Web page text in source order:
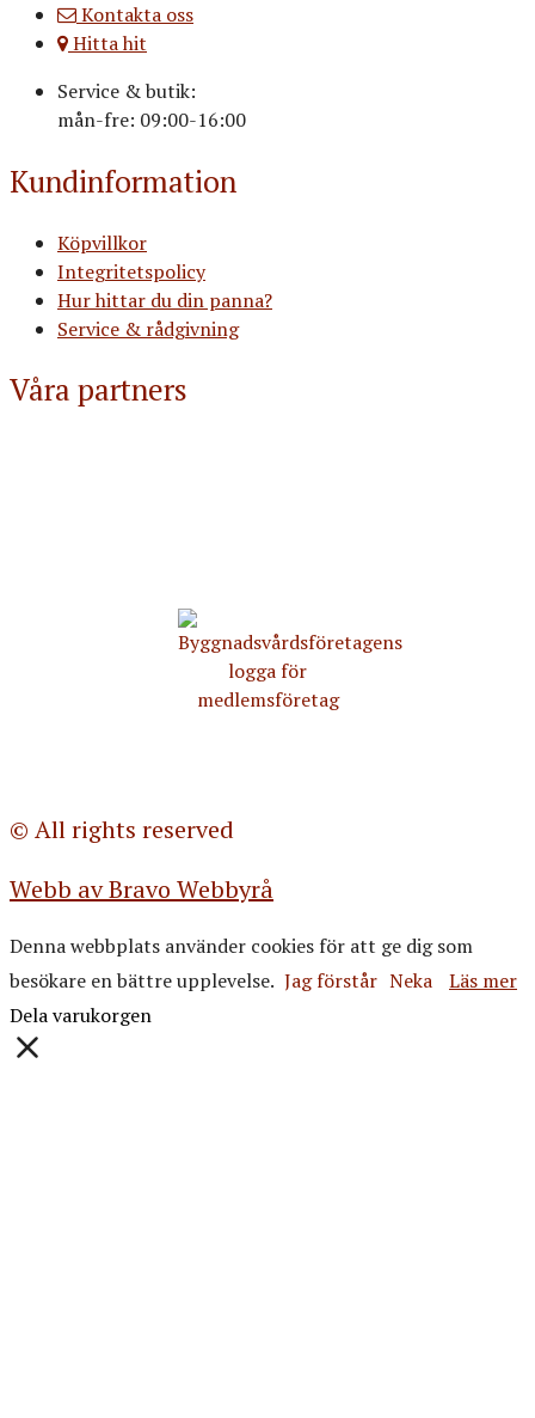
Kontakta oss
Hitta hit
Service & butik:
mån-fre: 09:00-16:00
Kundinformation
Köpvillkor
Integritetspolicy
Hur hittar du din panna?
Service & rådgivning
Våra partners
© All rights reserved
Webb av Bravo Webbyrå
Denna webbplats använder cookies för att ge dig som
besökare en bättre upplevelse. Jag förstår Neka
Läs mer
Dela varukorgen